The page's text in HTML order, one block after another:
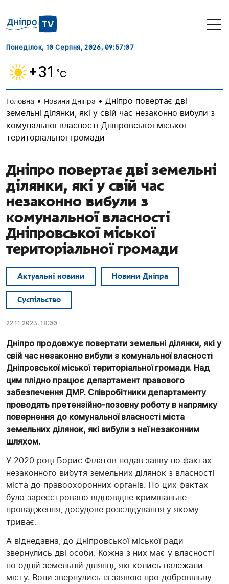
Понеділок, 10 Серпня, 2026, 09:57:08
+31 ˚C
Головна • Новини Дніпра • Дніпро повертає дві
земельні ділянки, які у свій час незаконно вибули з
комунальної власності Дніпровської міської
територіальної громади
Дніпро повертає дві земельні
ділянки, які у свій час
незаконно вибули з
комунальної власності
Дніпровської міської
територіальної громади
Актуальні новини Новини Дніпра
Суспільство
22.11.2023, 18:00
Дніпро продовжує повертати земельні ділянки, які у
свій час незаконно вибули з комунальної власності
Дніпровської міської територіальної громади. Над
цим плідно працює департамент правового
забезпечення ДМР. Співробітники департаменту
проводять претензійно-позовну роботу в напрямку
повернення до комунальної власності міста
земельних ділянок, які вибули з неї незаконним
шляхом.
У 2020 році Борис Філатов подав заяву по фактах
незаконного вибутя земельних ділянок з власності
міста до правоохоронних органів. По цих фактах
було зареєстровано відповідне кримінальне
провадження, досудове розслідування у якому
триває.
А віднедавна, до Дніпровської міської ради
звернулись дві особи. Кожна з них має у власності
по одній земельній ділянці, які колись належали
місту. Вони звернулись із заявою про добровільну